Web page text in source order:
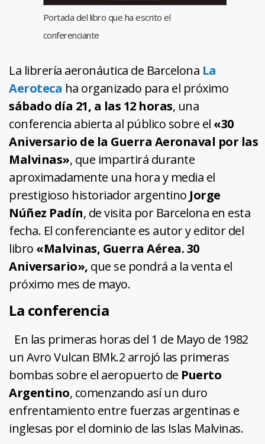
Portada del libro que ha escrito el
conferenciante
La librería aeronáutica de Barcelona La
Aeroteca ha organizado para el próximo
sábado día 21, a las 12 horas, una
conferencia abierta al público sobre el «30
Aniversario de la Guerra Aeronaval por las
Malvinas», que impartirá durante
aproximadamente una hora y media el
prestigioso historiador argentino Jorge
Núñez Padín, de visita por Barcelona en esta
fecha. El conferenciante es autor y editor del
libro «Malvinas, Guerra Aérea. 30
Aniversario», que se pondrá a la venta el
próximo mes de mayo.
La conferencia
En las primeras horas del 1 de Mayo de 1982
un Avro Vulcan BMk.2 arrojó las primeras
bombas sobre el aeropuerto de Puerto
Argentino, comenzando así un duro
enfrentamiento entre fuerzas argentinas e
inglesas por el dominio de las Islas Malvinas.